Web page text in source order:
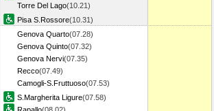
Torre Del Lago(10.21)
Pisa S.Rossore(10.31)
Genova Quarto(07.28)
Genova Quinto(07.32)
Genova Nervi(07.35)
Recco(07.49)
Camogli-S.Fruttuoso(07.53)
S.Margherita Ligure(07.58)